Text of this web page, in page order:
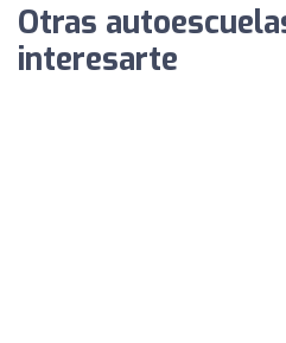
Otras
interesarte